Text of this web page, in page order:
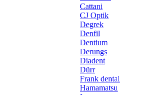
Cattani
CJ Optik
Degrek
Denfil
Dentium
Derungs
Diadent
Dürr
Frank dental
Hamamatsu